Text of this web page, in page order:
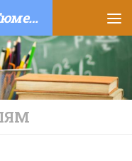
МАОУ СОШ №42 города Тюмени